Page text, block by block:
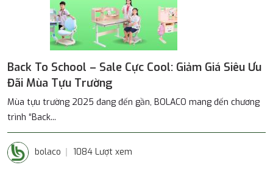
Back To School – Sale Cực Cool: Giảm Giá Siêu Ưu
Đãi Mùa Tựu Trường
Mùa tựu trường 2025 đang đến gần, BOLACO mang đến chương
trình “Back...
bolaco 1084 Lượt xem